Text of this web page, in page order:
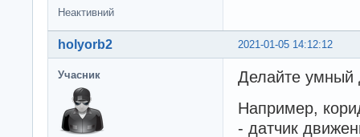
Неактивний
2021-01-05 14:12:12
holyorb2
Учасник
Делайте
Например,
- датчик